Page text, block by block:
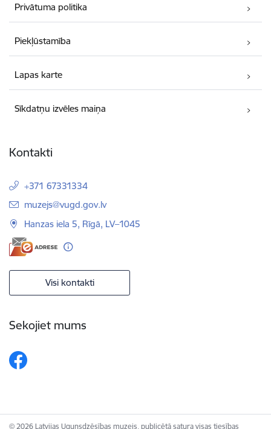
Privātuma politika
Piekļūstamība
Lapas karte
Sīkdatņu izvēles maiņa
Kontakti
+371 67331334
E-pasts:
muzejs@vugd.gov.lv
Hanzas iela 5, Rīgā, LV–1045
Visi kontakti
Sekojiet mums
© 2026 Latvijas Ugunsdzēsības muzejs, publicētā satura visas tiesības